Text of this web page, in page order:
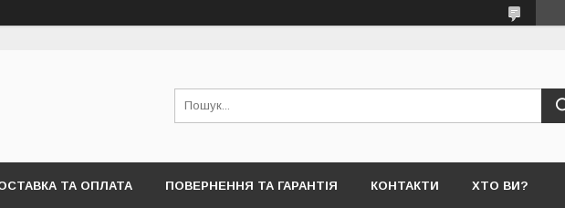
ТА ОПЛАТА ПОВЕРНЕННЯ ТА ГАРАНТІЯ КОНТАКТИ ХТО ВИ?